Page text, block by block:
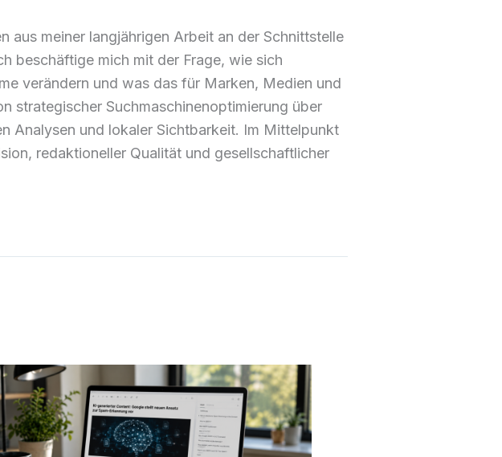
aus meiner langjährigen Arbeit an der Schnittstelle
beschäftige mich mit der Frage, wie sich
verändern und was das für Marken, Medien und
strategischer Suchmaschinenoptimierung über
Analysen und lokaler Sichtbarkeit. Im Mittelpunkt
redaktioneller Qualität und gesellschaftlicher